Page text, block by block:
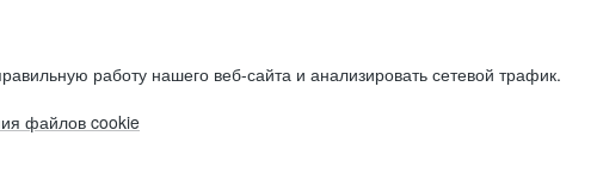
работу нашего веб-сайта и анализировать сетевой трафик.
файлов cookie